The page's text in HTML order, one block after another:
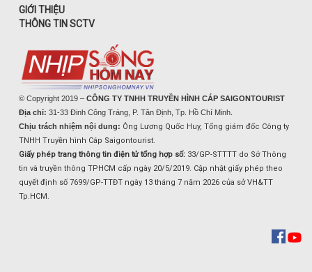
GIỚI THIỆU
THÔNG TIN SCTV
© Copyright 2019 – CÔNG TY TNHH TRUYỀN HÌNH CÁP SAIGONTOURIST
Địa chỉ: 31-33 Đinh Công Tráng, P. Tân Định, Tp. Hồ Chí Minh.
Chịu trách nhiệm nội dung: Ông Lương Quốc Huy, Tổng giám đốc Công ty
TNHH Truyền hình Cáp Saigontourist.
Giấy phép trang thông tin điện tử tổng hợp số: 33/GP-STTTT do Sở Thông
tin và truyền thông TPHCM cấp ngày 20/5/2019. Cập nhật giấy phép theo
quyết định số 7699/GP-TTĐT ngày 13 tháng 7 năm 2026 của sở VH&TT
Tp.HCM.